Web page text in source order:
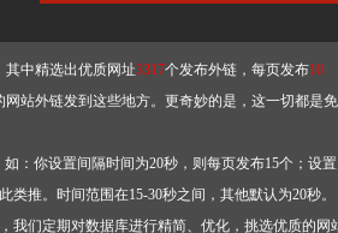
其中精选出优质网址3317个发布外链，每页发布10
网站外链发到这些地方。更奇妙的是，这一切都是免
如：你设置间隔时间为20秒，则每页发布15个；设置
类推。时间范围在15-30秒之间，其他默认为20秒
我们定期对数据库进行精简、优化，挑选优质的网